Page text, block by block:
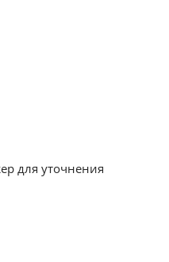
для уточнения